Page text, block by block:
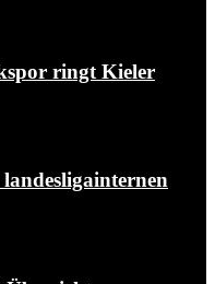
ringt Kieler